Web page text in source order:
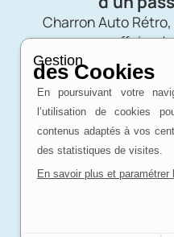
Charron Auto
une affaire
Gestion
des Cookies
En poursuivant votre
l’utilisation de cookies
contenus adaptés à vos
des statistiques de visites.
En savoir plus et paramétrer